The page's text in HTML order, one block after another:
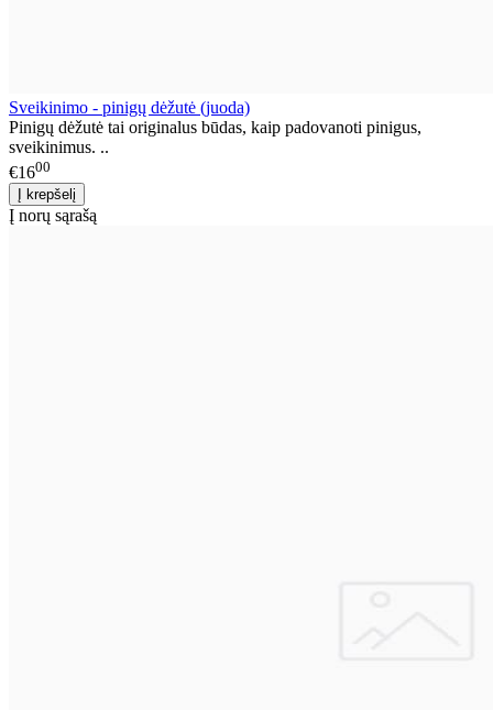
Sveikinimo - pinigų dėžutė (juoda)
Pinigų dėžutė tai originalus būdas, kaip padovanoti pinigus,
sveikinimus. ..
€1600
Į norų sąrašą